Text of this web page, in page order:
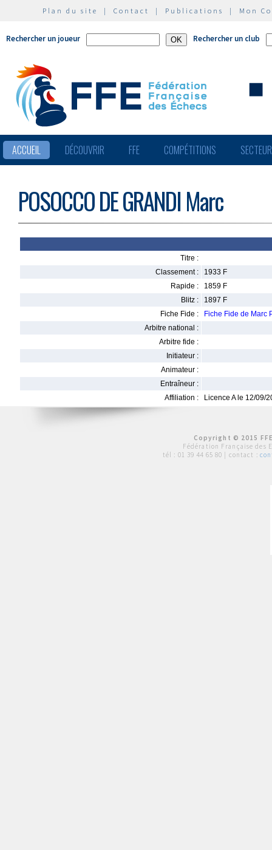
Plan du site | Contact | Publications | Mon
Rechercher un joueur Rechercher un club
ACCUEIL DÉCOUVRIR FFE COMPÉTITIONS
POSOCCO DE GRANDI Marc
Titre :
Classement :
1933 F
Rapide :
1859 F
Blitz :
1897 F
Fiche Fide :
Fiche Fide de Marc
Arbitre national :
Arbitre fide :
Initiateur :
Animateur :
Entraîneur :
Affiliation :
Licence A le 12/09/
Copyright © 2015
Fédération Française des
tél : 01 39 44 65 80 | contact :